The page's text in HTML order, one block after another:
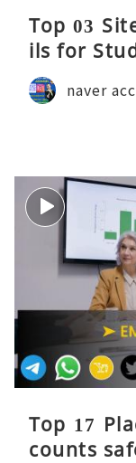
Top 03
ils for
naver
Top 17
counts